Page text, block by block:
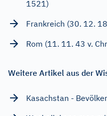
1521)
Frankreich (30. 12.
Rom (11. 11. 43 v.
Weitere Artikel aus der
Kasachstan -